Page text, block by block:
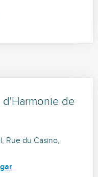
de
Rue du Casino,